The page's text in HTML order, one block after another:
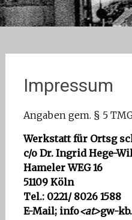
Impressum
Angaben gem. § 5
Werkstatt für Ortsg
c/o Dr. Ingrid Hege-
Hameler WEG 16
51109 Köln
Tel.: 0221/ 8026 1588
E-Mail; info<at>gw-